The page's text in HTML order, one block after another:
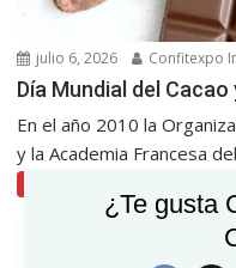
julio 6, 2026 Confitexpo
Día Mundial del
En el año 2010 la
y la Academia Francesa
¿Te gusta